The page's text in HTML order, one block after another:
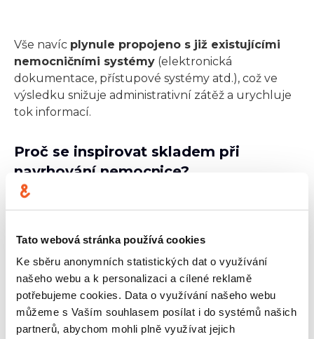
Tato webová stránka používá cookies
Ke sběru anonymních statistických dat o využívání
našeho webu a k personalizaci a cílené reklamě
potřebujeme cookies. Data o využívání našeho webu
můžeme s Vaším souhlasem posílat i do systémů našich
partnerů, abychom mohli plně využívat jejich
Vše navíc plynule propojeno s již existujícími
nemocničními systémy (elektronická
dokumentace, přístupové systémy atd.), což ve
výsledku snižuje administrativní zátěž a urychluje
tok informací.
Proč se inspirovat skladem při
navrhování nemocnice?
manipulačních vozíků, aby se optimalizovaly jejich
trasy a předešlo se krádežím nebo ztrátám zboží.
Tyto zkušenosti se dají výborně zúročit i ve
zdravotnictví, kde jde zejména o rychlou reakci,
bezpečí a pohodlí pacientů.
To, co bylo původně určeno pro dozor nad